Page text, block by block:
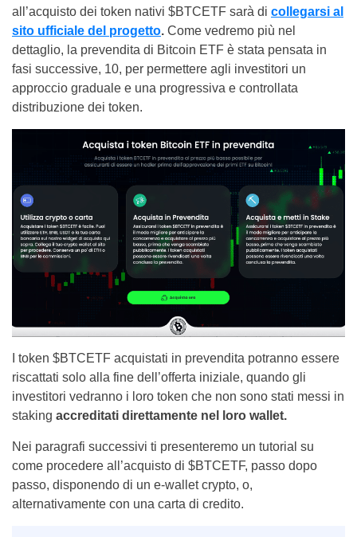
all’acquisto dei token nativi $BTCETF sarà di collegarsi al
sito ufficiale del progetto. Come vedremo più nel
dettaglio, la prevendita di Bitcoin ETF è stata pensata in
fasi successive, 10, per permettere agli investitori un
approccio graduale e una progressiva e controllata
distribuzione dei token.
I token $BTCETF acquistati in prevendita potranno essere
riscattati solo alla fine dell’offerta iniziale, quando gli
investitori vedranno i loro token che non sono stati messi in
staking accreditati direttamente nel loro wallet.
Nei paragrafi successivi ti presenteremo un tutorial su
come procedere all’acquisto di $BTCETF, passo dopo
passo, disponendo di un e-wallet crypto, o,
alternativamente con una carta di credito.